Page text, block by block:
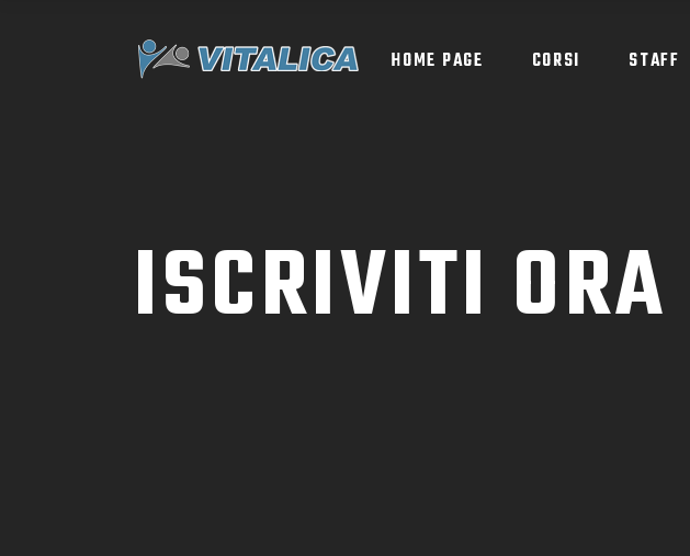
HOME PAGE CORSI STAFF
ISCRIVITI ORA